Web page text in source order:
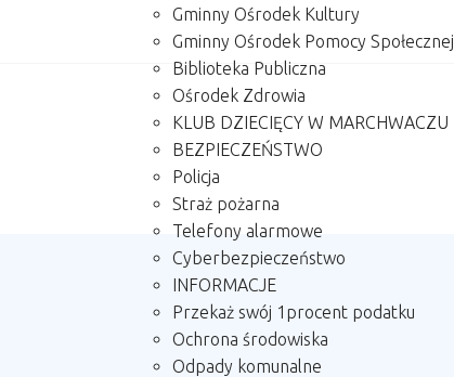
Gminny Ośrodek Kultury
Gminny Ośrodek Pomocy Społecznej
Biblioteka Publiczna
Ośrodek Zdrowia
KLUB DZIECIĘCY W MARCHWACZU
BEZPIECZEŃSTWO
Policja
Straż pożarna
Telefony alarmowe
Cyberbezpieczeństwo
INFORMACJE
Przekaż swój 1procent podatku
Ochrona środowiska
Odpady komunalne